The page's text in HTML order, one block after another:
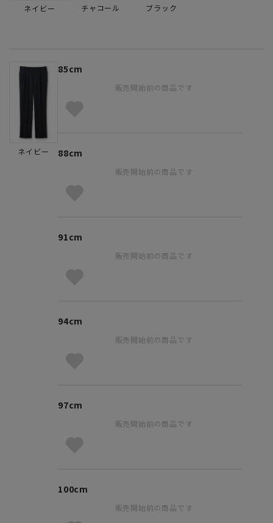
ネイビー チャコール ブラック
ネイビー
85cm
販売開始前の商品です
88cm
販売開始前の商品です
91cm
販売開始前の商品です
94cm
販売開始前の商品です
97cm
販売開始前の商品です
100cm
販売開始前の商品です